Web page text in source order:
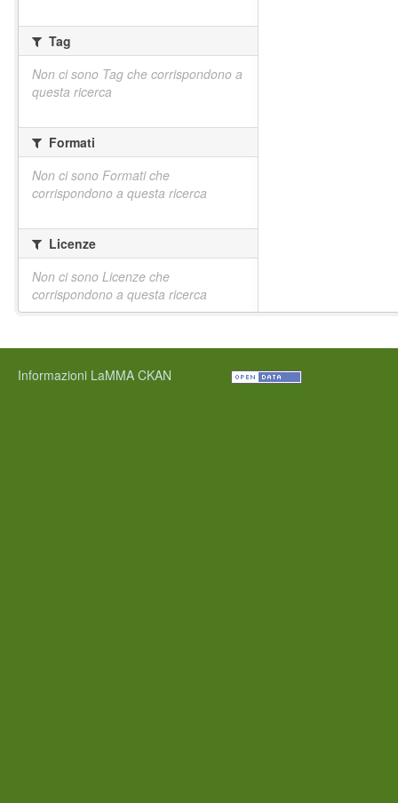
Tag
Non ci sono Tag che corrispondono a
questa ricerca
Formati
Non ci sono Formati che
corrispondono a questa ricerca
Licenze
Non ci sono Licenze che
corrispondono a questa ricerca
Informazioni LaMMA CKAN